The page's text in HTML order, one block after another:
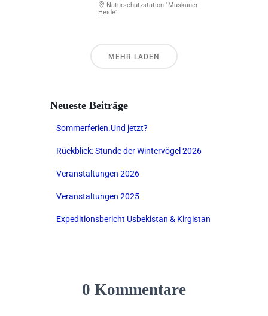
Naturschutzstation "Muskauer
Heide"
MEHR LADEN
Neueste Beiträge
Sommerferien.Und jetzt?
Rückblick: Stunde der Wintervögel 2026
Veranstaltungen 2026
Veranstaltungen 2025
Expeditionsbericht Usbekistan & Kirgistan
0 Kommentare